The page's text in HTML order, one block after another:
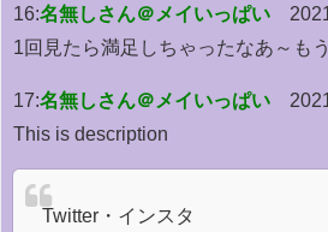
16:名無しさん＠メイいっぱい
1回見たら満足しちゃったなあ～も
17:名無しさん＠メイいっぱい
This is description
Twitter・インスタ